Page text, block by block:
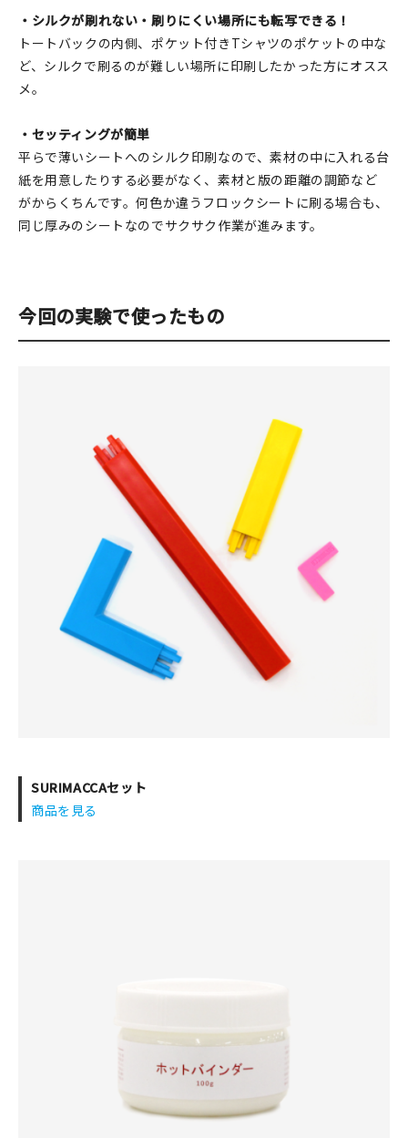
・シルクが刷れない・刷りにくい場所にも転写できる！
トートバックの内側、ポケット付きTシャツのポケットの中な
ど、シルクで刷るのが難しい場所に印刷したかった方にオスス
メ。
・セッティングが簡単
平らで薄いシートへのシルク印刷なので、素材の中に入れる台
紙を用意したりする必要がなく、素材と版の距離の調節など
がからくちんです。何色か違うフロックシートに刷る場合も、
同じ厚みのシートなのでサクサク作業が進みます。
今回の実験で使ったもの
SURIMACCAセット
商品を見る